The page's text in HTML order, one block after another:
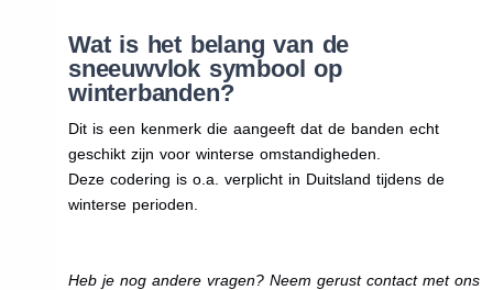
Wat is het belang van de
sneeuwvlok symbool op
winterbanden?
Dit is een kenmerk die aangeeft dat de banden echt
geschikt zijn voor winterse omstandigheden.
Deze codering is o.a. verplicht in Duitsland tijdens de
winterse perioden.
Heb je nog andere vragen? Neem gerust contact met ons